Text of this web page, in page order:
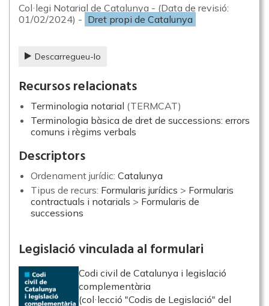
Col·legi Notarial de Catalunya - (Data de revisió:
01/02/2024) - Dret propi de Catalunya
Descarregueu-lo
Recursos relacionats
Terminologia notarial (TERMCAT)
Terminologia bàsica de dret de successions: errors
comuns i règims verbals
Descriptors
Ordenament jurídic: Catalunya
Tipus de recurs: Formularis jurídics > Formularis
contractuals i notarials > Formularis de
successions
Legislació vinculada al formulari
Codi civil de Catalunya i legislació
complementària
(col·lecció "Codis de Legislació" del